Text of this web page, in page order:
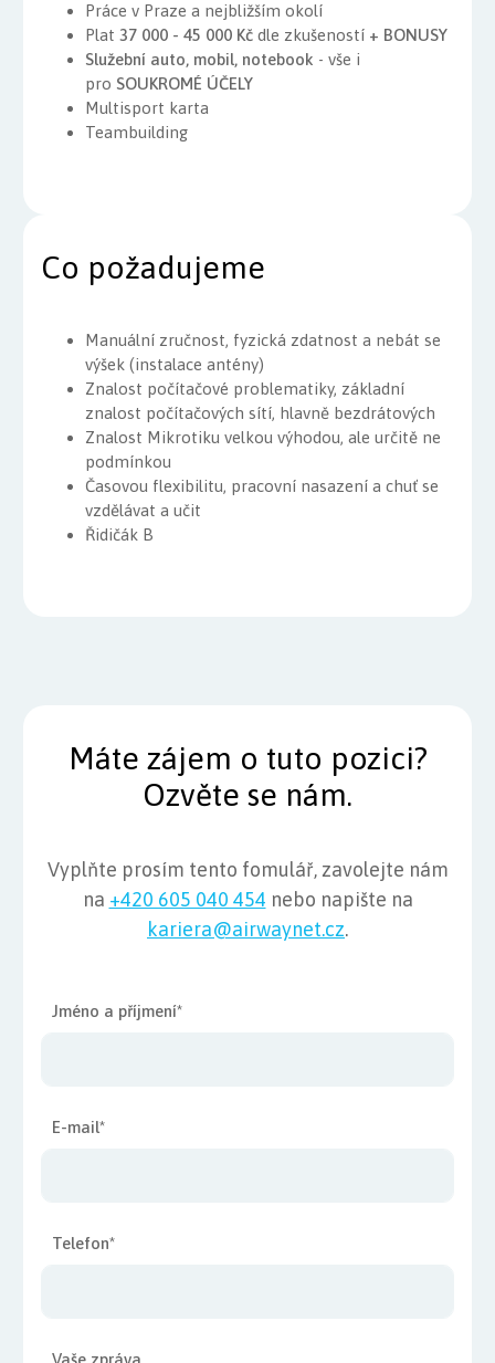
Práce v Praze a nejbližším okolí
Plat 37 000 - 45 000 Kč dle zkušeností + BONUSY
Služební auto, mobil, notebook - vše i
pro SOUKROMÉ ÚČELY
Multisport karta
Teambuilding
Co požadujeme
Manuální zručnost, fyzická zdatnost a nebát se
výšek (instalace antény)
Znalost počítačové problematiky, základní
znalost počítačových sítí, hlavně bezdrátových
Znalost Mikrotiku velkou výhodou, ale určitě ne
podmínkou
Časovou flexibilitu, pracovní nasazení a chuť se
vzdělávat a učit
Řidičák B
Máte zájem o tuto pozici?
Ozvěte se nám.
Vyplňte prosím tento fomulář, zavolejte nám
na +420 605 040 454 nebo napište na
kariera@airwaynet.cz.
Jméno a příjmení*
E-mail*
Telefon*
Vaše zpráva